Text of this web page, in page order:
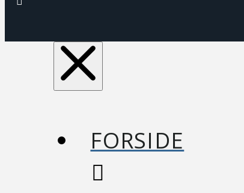
FORSIDE